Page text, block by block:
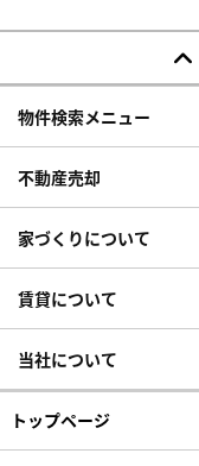
物件検索メニュー
不動産売却
家づくりについて
賃貸について
当社について
トップページ